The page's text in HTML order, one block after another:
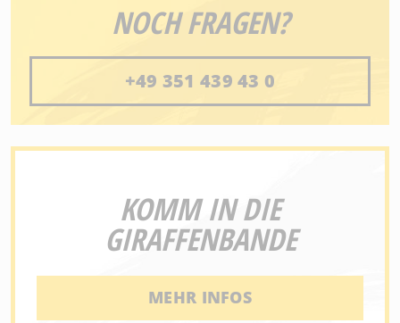
NOCH FRAGEN?
+49 351 439 43 0
KOMM IN DIE
GIRAFFENBANDE
MEHR INFOS